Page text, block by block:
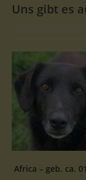
Uns gibt es
Africa – geb. ca.